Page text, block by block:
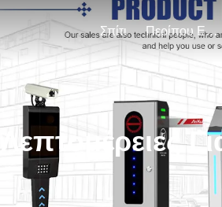
Σπίτι Περίπου Εμείς
Λεπτομέρειες